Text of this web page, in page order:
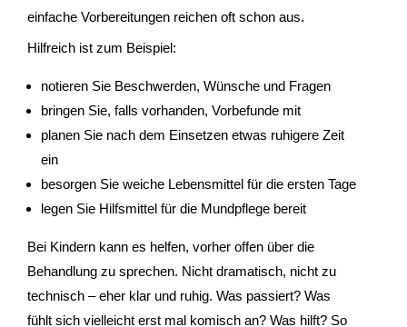
einfache Vorbereitungen reichen oft schon aus.
Hilfreich ist zum Beispiel:
notieren Sie Beschwerden, Wünsche und Fragen
bringen Sie, falls vorhanden, Vorbefunde mit
planen Sie nach dem Einsetzen etwas ruhigere Zeit
ein
besorgen Sie weiche Lebensmittel für die ersten Tage
legen Sie Hilfsmittel für die Mundpflege bereit
Bei Kindern kann es helfen, vorher offen über die
Behandlung zu sprechen. Nicht dramatisch, nicht zu
technisch – eher klar und ruhig. Was passiert? Was
fühlt sich vielleicht erst mal komisch an? Was hilft? So